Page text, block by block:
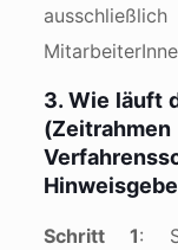
3. Wie läuft
Schritt 1: